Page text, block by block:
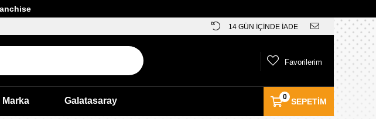
14 GÜN İÇİNDE İADE
SEPETIM
0
Favorilerim
Marka Galatasaray